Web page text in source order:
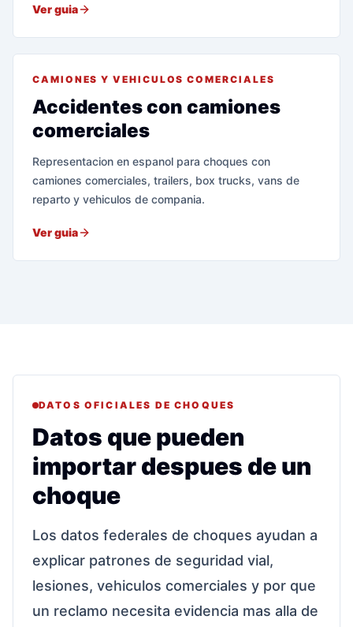
Ver guia
CAMIONES Y VEHICULOS COMERCIALES
Accidentes con camiones
comerciales
Representacion en espanol para choques con
camiones comerciales, trailers, box trucks, vans de
reparto y vehiculos de compania.
Ver guia
DATOS OFICIALES DE CHOQUES
Datos que pueden
importar despues de un
choque
Los datos federales de choques ayudan a
explicar patrones de seguridad vial,
lesiones, vehiculos comerciales y por que
un reclamo necesita evidencia mas alla de